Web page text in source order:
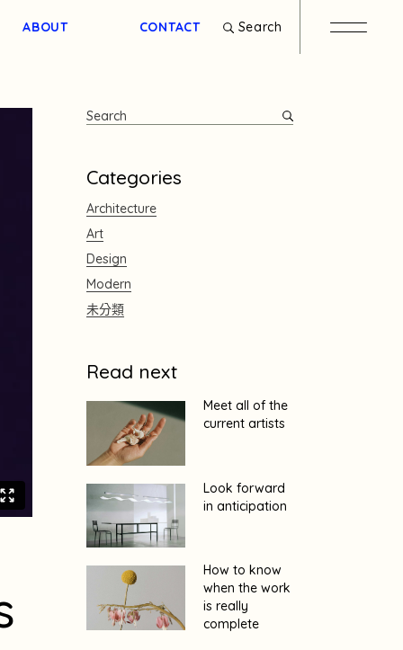
ABOUT CONTACT Search
Categories
Architecture
Art
Design
Modern
未分類
Read next
Meet all of the
current artists
Look forward
in anticipation
How to know
when the work
is really
complete